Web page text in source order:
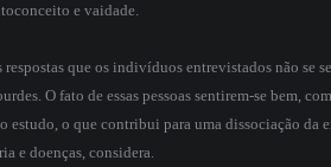
e vaidade.
que os indivíduos entrevistados não se
O fato de essas pessoas sentirem-se bem,
estudo, o que contribui para uma dissociação da
e doenças, considera.